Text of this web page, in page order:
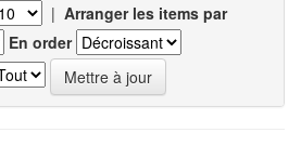
| Arranger les items par
En order